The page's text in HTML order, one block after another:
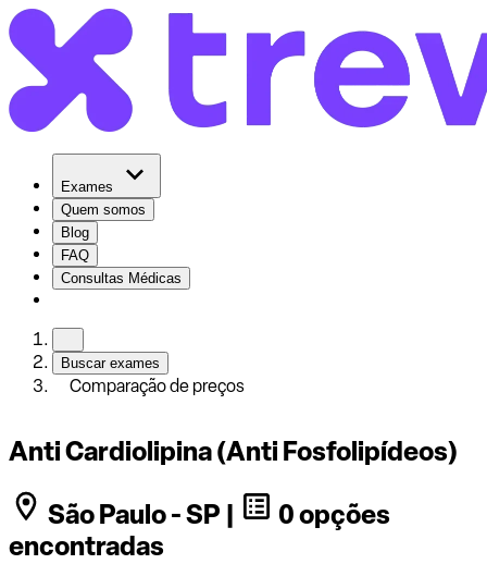
Exames
Quem somos
Blog
FAQ
Consultas Médicas
Buscar exames
Comparação de preços
Anti Cardiolipina (Anti Fosfolipídeos)
São Paulo - SP |
0 opções
encontradas